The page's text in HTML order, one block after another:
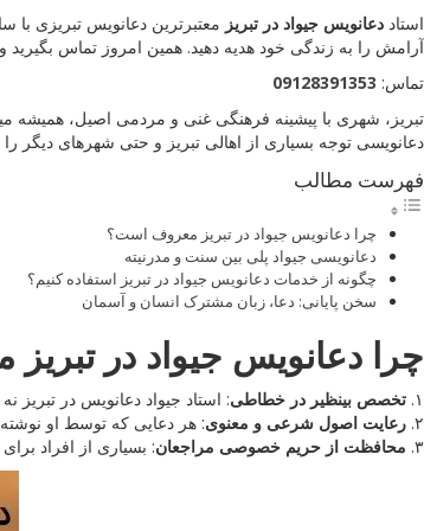
استاد دعانویس جیواد در تبریز معتبرترین دعانویس تبریزی
آرامش را به زندگی خود هدیه دهید. همین امروز تماس بگیرید
تماس: 09128391353
تبریز، شهری با پیشینه فرهنگی غنی و مردمی اصیل، همیشه
دعانویسی توجه بسیاری از اهالی تبریز و حتی شهرهای دیگر را
فهرست مطالب
چرا دعانویس جیواد در تبریز معروف است؟
دعانویسی جیواد پلی بین سنت و مدرنیته
چگونه از خدمات دعانویس جیواد در تبریز استفاده کنیم؟
سخن پایانی: دعا، زبان مشترک انسان و آسمان
چرا دعانویس جیواد در
۱. تخصص بینظیر در خطاطی: استاد جیواد دعانویس در
۲. رعایت اصول شرعی و معنوی: هر دعایی که توسط او نوشته
۳. محافظت از حریم خصوصی مراجعان: بسیاری از افراد